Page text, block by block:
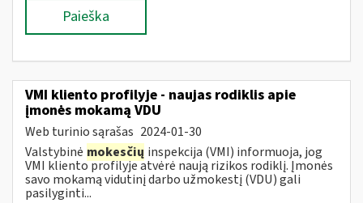
Paieška
VMI kliento profilyje - naujas rodiklis apie
įmonės mokamą VDU
Web turinio sąrašas 2024-01-30
Valstybinė mokesčių inspekcija (VMI) informuoja, jog
VMI kliento profilyje atvėrė naują rizikos rodiklį. Įmonės
savo mokamą vidutinį darbo užmokestį (VDU) gali
pasilyginti...